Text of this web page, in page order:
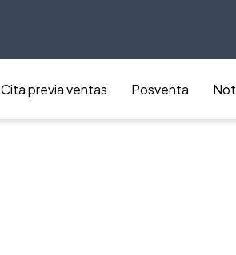
Cita previa ventas Posventa